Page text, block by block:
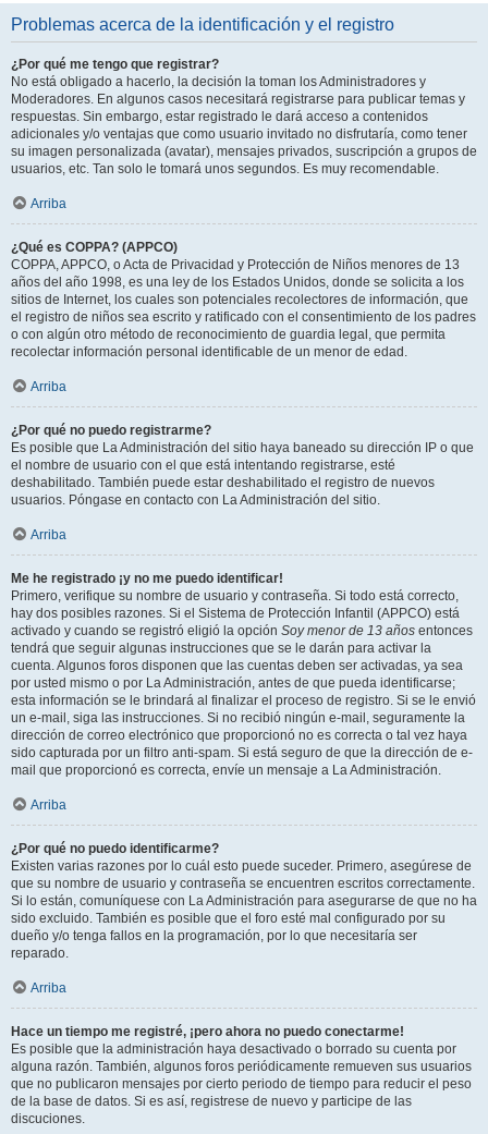
Problemas acerca de la identificación y el registro
¿Por qué me tengo que registrar?
No está obligado a hacerlo, la decisión la toman los Administradores y
Moderadores. En algunos casos necesitará registrarse para publicar temas y
respuestas. Sin embargo, estar registrado le dará acceso a contenidos
adicionales y/o ventajas que como usuario invitado no disfrutaría, como tener
su imagen personalizada (avatar), mensajes privados, suscripción a grupos de
usuarios, etc. Tan solo le tomará unos segundos. Es muy recomendable.
Arriba
¿Qué es COPPA? (APPCO)
COPPA, APPCO, o Acta de Privacidad y Protección de Niños menores de 13
años del año 1998, es una ley de los Estados Unidos, donde se solicita a los
sitios de Internet, los cuales son potenciales recolectores de información, que
el registro de niños sea escrito y ratificado con el consentimiento de los padres
o con algún otro método de reconocimiento de guardia legal, que permita
recolectar información personal identificable de un menor de edad.
Arriba
¿Por qué no puedo registrarme?
Es posible que La Administración del sitio haya baneado su dirección IP o que
el nombre de usuario con el que está intentando registrarse, esté
deshabilitado. También puede estar deshabilitado el registro de nuevos
usuarios. Póngase en contacto con La Administración del sitio.
Arriba
Me he registrado ¡y no me puedo identificar!
Primero, verifique su nombre de usuario y contraseña. Si todo está correcto,
hay dos posibles razones. Si el Sistema de Protección Infantil (APPCO) está
activado y cuando se registró eligió la opción Soy menor de 13 años entonces
tendrá que seguir algunas instrucciones que se le darán para activar la
cuenta. Algunos foros disponen que las cuentas deben ser activadas, ya sea
por usted mismo o por La Administración, antes de que pueda identificarse;
esta información se le brindará al finalizar el proceso de registro. Si se le envió
un e-mail, siga las instrucciones. Si no recibió ningún e-mail, seguramente la
dirección de correo electrónico que proporcionó no es correcta o tal vez haya
sido capturada por un filtro anti-spam. Si está seguro de que la dirección de e-
mail que proporcionó es correcta, envíe un mensaje a La Administración.
Arriba
¿Por qué no puedo identificarme?
Existen varias razones por lo cuál esto puede suceder. Primero, asegúrese de
que su nombre de usuario y contraseña se encuentren escritos correctamente.
Si lo están, comuníquese con La Administración para asegurarse de que no ha
sido excluido. También es posible que el foro esté mal configurado por su
dueño y/o tenga fallos en la programación, por lo que necesitaría ser
reparado.
Arriba
Hace un tiempo me registré, ¡pero ahora no puedo conectarme!
Es posible que la administración haya desactivado o borrado su cuenta por
alguna razón. También, algunos foros periódicamente remueven sus usuarios
que no publicaron mensajes por cierto periodo de tiempo para reducir el peso
de la base de datos. Si es así, registrese de nuevo y participe de las
discuciones.